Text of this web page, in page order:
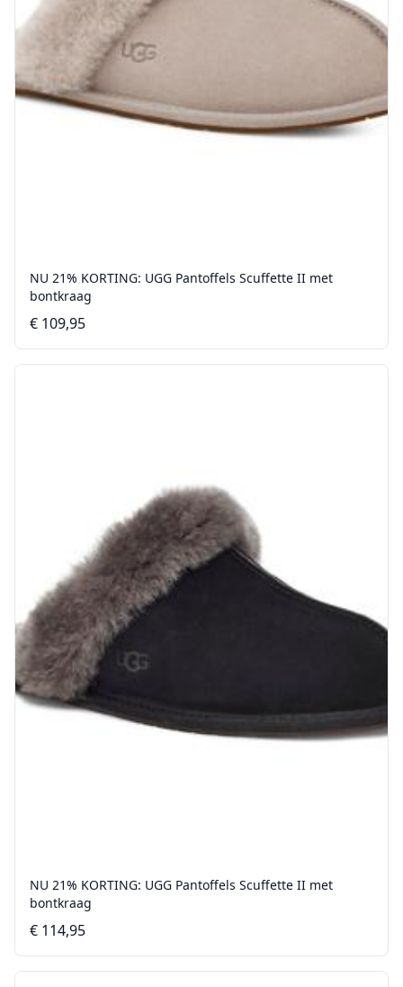
NU 21% KORTING: UGG Pantoffels Scuffette II met
bontkraag
€ 109,95
NU 21% KORTING: UGG Pantoffels Scuffette II met
bontkraag
€ 114,95